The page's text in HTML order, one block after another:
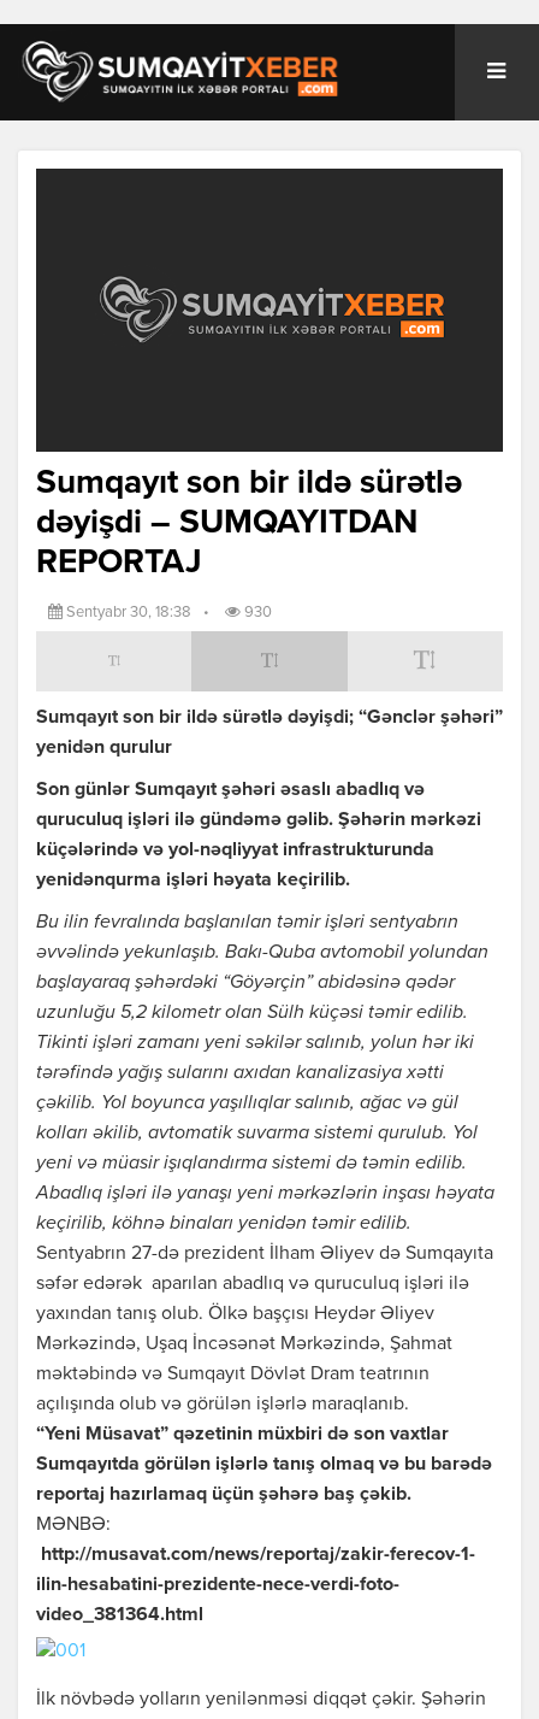
Sumqayıt son bir ildə sürətlə
dəyişdi – SUMQAYITDAN
REPORTAJ
Sentyabr 30, 18:38 • 930
Sumqayıt son bir ildə sürətlə dəyişdi; “Gənclər şəhəri”
yenidən qurulur
Son günlər Sumqayıt şəhəri əsaslı abadlıq və
quruculuq işləri ilə gündəmə gəlib. Şəhərin mərkəzi
küçələrində və yol-nəqliyyat infrastrukturunda
yenidənqurma işləri həyata keçirilib.
Bu ilin fevralında başlanılan təmir işləri sentyabrın
əvvəlində yekunlaşıb. Bakı-Quba avtomobil yolundan
başlayaraq şəhərdəki “Göyərçin” abidəsinə qədər
uzunluğu 5,2 kilometr olan Sülh küçəsi təmir edilib.
Tikinti işləri zamanı yeni səkilər salınıb, yolun hər iki
tərəfində yağış sularını axıdan kanalizasiya xətti
çəkilib. Yol boyunca yaşıllıqlar salınıb, ağac və gül
kolları əkilib, avtomatik suvarma sistemi qurulub. Yol
yeni və müasir işıqlandırma sistemi də təmin edilib.
Abadlıq işləri ilə yanaşı yeni mərkəzlərin inşası həyata
keçirilib, köhnə binaları yenidən təmir edilib.
Sentyabrın 27-də prezident İlham Əliyev də Sumqayıta
səfər edərək aparılan abadlıq və quruculuq işləri ilə
yaxından tanış olub. Ölkə başçısı Heydər Əliyev
Mərkəzində, Uşaq İncəsənət Mərkəzində, Şahmat
məktəbində və Sumqayıt Dövlət Dram teatrının
açılışında olub və görülən işlərlə maraqlanıb.
“Yeni Müsavat” qəzetinin müxbiri də son vaxtlar
Sumqayıtda görülən işlərlə tanış olmaq və bu barədə
reportaj hazırlamaq üçün şəhərə baş çəkib.
MƏNBƏ:
http://musavat.com/news/reportaj/zakir-ferecov-1-
ilin-hesabatini-prezidente-nece-verdi-foto-
video_381364.html
İlk növbədə yolların yenilənməsi diqqət çəkir. Şəhərin